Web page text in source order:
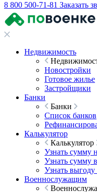
8 800 500-71-81 Заказать
Недвижимость
Новостройки
Готовое жилье
Застройщики
Банки
Банки
Список банков
Калькулятор
Калькулятор
Узнать сумму
Узнать сумму
Узнать
Военнослужащим